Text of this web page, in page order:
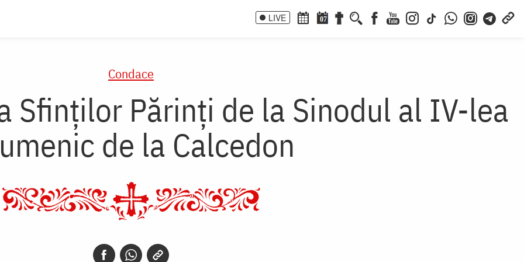
LIVE 07
Condace
Sfinţilor Părinţi de la Sinodul al IV-lea
de la Calcedon